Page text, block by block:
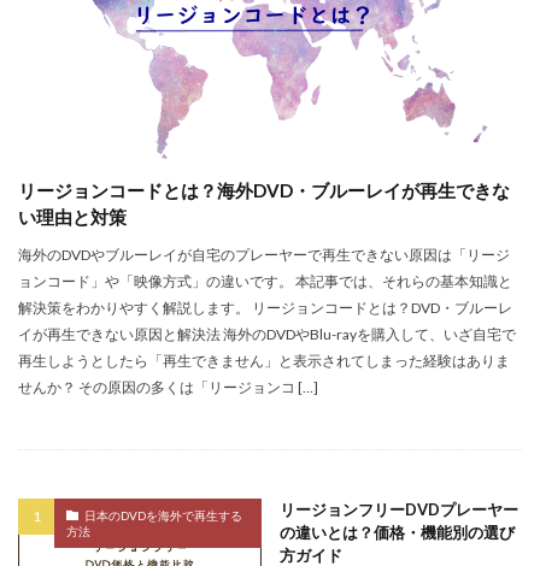
リージョンコードとは？海外DVD・ブルーレイが再生できな
い理由と対策
海外のDVDやブルーレイが自宅のプレーヤーで再生できない原因は「リージ
ョンコード」や「映像方式」の違いです。 本記事では、それらの基本知識と
解決策をわかりやすく解説します。 リージョンコードとは？DVD・ブルーレ
イが再生できない原因と解決法 海外のDVDやBlu-rayを購入して、いざ自宅で
再生しようとしたら「再生できません」と表示されてしまった経験はありま
せんか？ その原因の多くは「リージョンコ […]
日本のDVDを海外で再生する
方法
リージョンフリーDVDプレーヤー
の違いとは？価格・機能別の選び
方ガイド